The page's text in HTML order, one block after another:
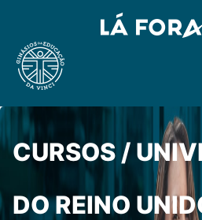
CURSOS /
DO REINO